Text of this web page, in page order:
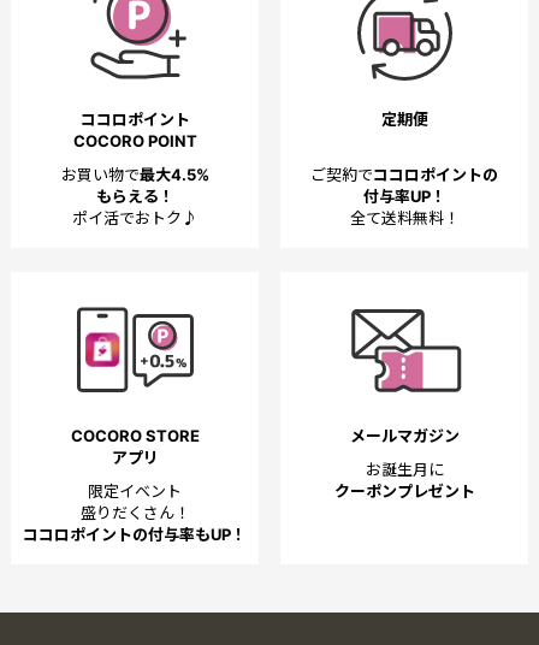
ココロポイント
COCORO POINT
お買い物で最大4.5%
もらえる！
ポイ活でおトク♪
定期便
ご契約でココロポイントの
付与率UP！
全て送料無料！
COCORO STORE
アプリ
限定イベント
盛りだくさん！
ココロポイントの付与率もUP！
メールマガジン
お誕生月に
クーポンプレゼント